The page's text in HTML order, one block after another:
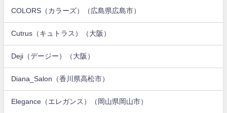
COLORS（カラーズ）（広島県広島市）
Cutrus（キュトラス）（大阪）
Deji（デージー）（大阪）
Diana_Salon（香川県高松市）
Elegance（エレガンス）（岡山県岡山市）